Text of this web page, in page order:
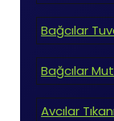
Bağcılar
Bağcılar
Avcılar